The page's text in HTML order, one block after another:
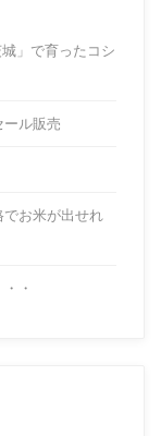
」で育ったコシ
ル販売
お米が出せれ
・